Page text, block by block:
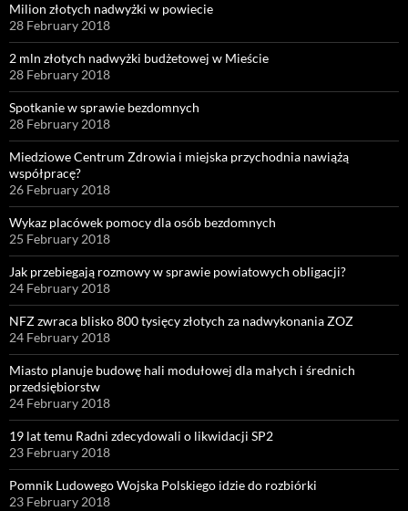
Milion złotych nadwyżki w powiecie
28 February 2018
2 mln złotych nadwyżki budżetowej w Mieście
28 February 2018
Spotkanie w sprawie bezdomnych
28 February 2018
Miedziowe Centrum Zdrowia i miejska przychodnia nawiążą
współpracę?
26 February 2018
Wykaz placówek pomocy dla osób bezdomnych
25 February 2018
Jak przebiegają rozmowy w sprawie powiatowych obligacji?
24 February 2018
NFZ zwraca blisko 800 tysięcy złotych za nadwykonania ZOZ
24 February 2018
Miasto planuje budowę hali modułowej dla małych i średnich
przedsiębiorstw
24 February 2018
19 lat temu Radni zdecydowali o likwidacji SP2
23 February 2018
Pomnik Ludowego Wojska Polskiego idzie do rozbiórki
23 February 2018